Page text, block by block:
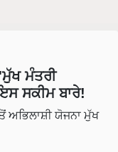
ਮੰਤਰੀ
ਸਕੀਮ ਬਾਰੇ!
ਅਭਿਲਾਸ਼ੀ ਯੋਜਨਾ ਮੁੱਖ